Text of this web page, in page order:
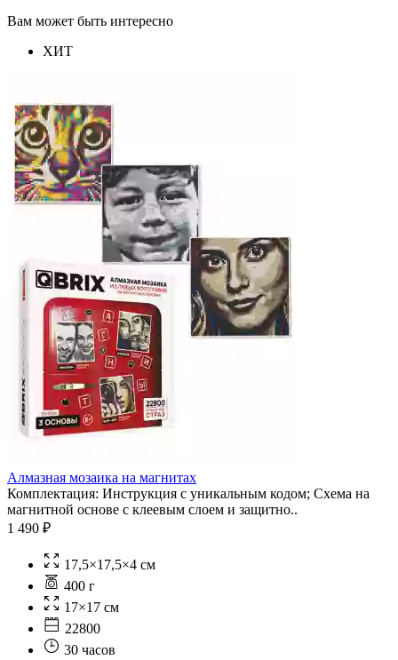
Вам может быть интересно
ХИТ
Алмазная мозаика на магнитах
Комплектация: Инструкция с уникальным кодом; Схема на
магнитной основе с клеевым слоем и защитно..
1 490 ₽
17,5×17,5×4 см
400 г
17×17 см
22800
30 часов